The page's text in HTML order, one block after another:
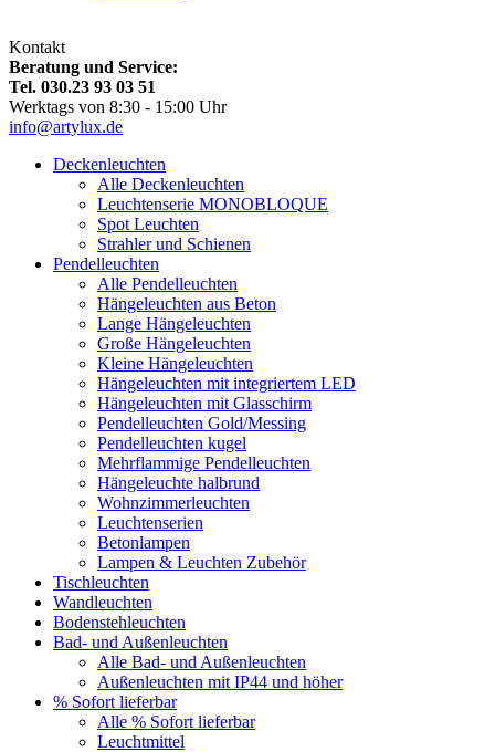
Kontakt
Beratung und Service:
Tel. 030.23 93 03 51
Werktags von 8:30 - 15:00 Uhr
info@artylux.de
Deckenleuchten
Alle Deckenleuchten
Leuchtenserie MONOBLOQUE
Spot Leuchten
Strahler und Schienen
Pendelleuchten
Alle Pendelleuchten
Hängeleuchten aus Beton
Lange Hängeleuchten
Große Hängeleuchten
Kleine Hängeleuchten
Hängeleuchten mit integriertem LED
Hängeleuchten mit Glasschirm
Pendelleuchten Gold/Messing
Pendelleuchten kugel
Mehrflammige Pendelleuchten
Hängeleuchte halbrund
Wohnzimmerleuchten
Leuchtenserien
Betonlampen
Lampen & Leuchten Zubehör
Tischleuchten
Wandleuchten
Bodenstehleuchten
Bad- und Außenleuchten
Alle Bad- und Außenleuchten
Außenleuchten mit IP44 und höher
% Sofort lieferbar
Alle % Sofort lieferbar
Leuchtmittel